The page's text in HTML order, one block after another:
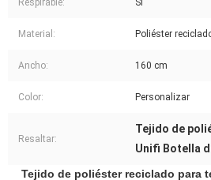
Respirable: Sí
Material: Poliéster
Ancho: 160 cm
Color: Personalizar
Resaltar:
Tejido de
Unifi Botella
Tejido de poliéster reciclado para